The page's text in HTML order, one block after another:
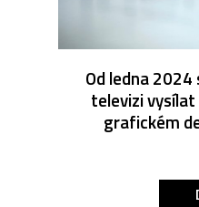
Od ledna 2024
televizi vysílat
grafickém